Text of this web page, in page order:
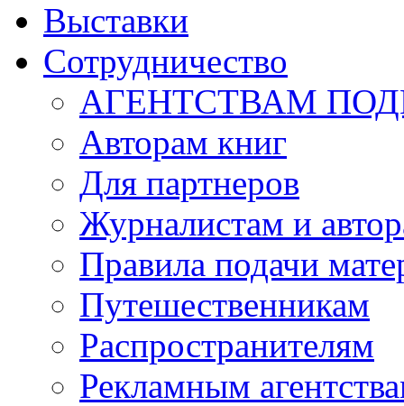
Выставки
Сотрудничество
АГЕНТСТВАМ
Авторам книг
Для партнеров
Журналистам и
Правила подачи
Путешественникам
Распространителям
Рекламным